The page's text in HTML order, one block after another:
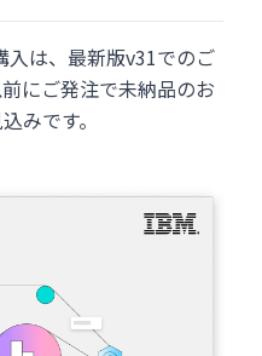
入は、最新版v31でのご
にご発注で未納品のお
みです。